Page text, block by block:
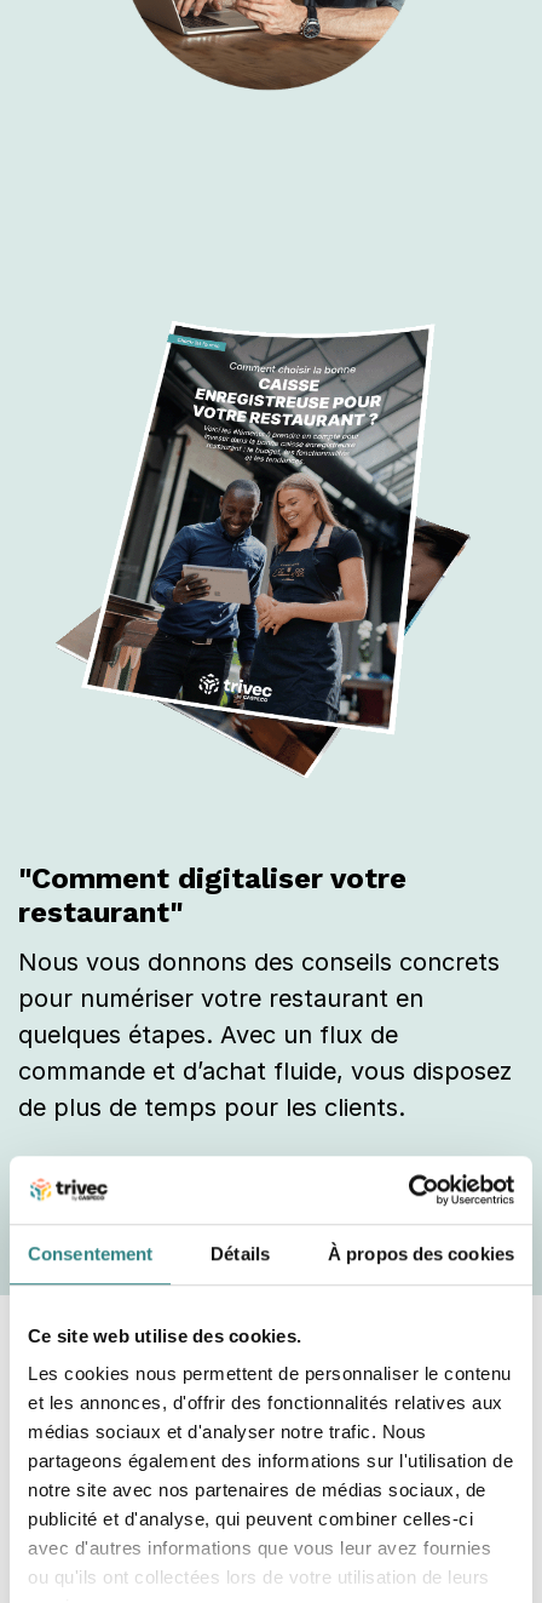
Consentement Détails À propos des cookies
Ce site web utilise des cookies.
Les cookies nous permettent de personnaliser le contenu
et les annonces, d'offrir des fonctionnalités relatives aux
médias sociaux et d'analyser notre trafic. Nous
partageons également des informations sur l'utilisation de
notre site avec nos partenaires de médias sociaux, de
publicité et d'analyse, qui peuvent combiner celles-ci
avec d'autres informations que vous leur avez fournies
ou qu'ils ont collectées lors de votre utilisation de leurs
"Comment digitaliser votre
restaurant"
Nous vous donnons des conseils concrets
pour numériser votre restaurant en
quelques étapes. Avec un flux de
commande et d’achat fluide, vous disposez
de plus de temps pour les clients.
Téléchargez votre exemplaire dès
maintenant !
Flux automatique lors de la
facturation
Nous avons facilité le paiement par facture.
Le paiement des factures est désormais un
processus automatisé. Nos systèmes de
caisse enregistreuse sont faciles à intégrer
aux systèmes financiers. Bien intégré, vous